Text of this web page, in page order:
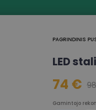
PAGRINDINIS
LED
74 €
Gamintojo